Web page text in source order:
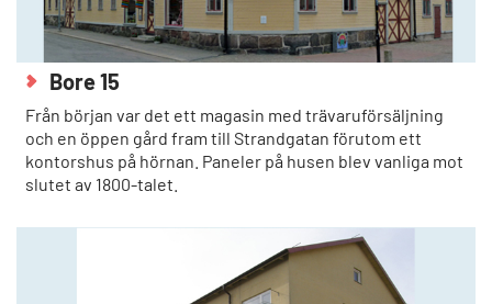
Bore 15
Från början var det ett magasin med trävaruförsäljning
och en öppen gård fram till Strandgatan förutom ett
kontorshus på hörnan. Paneler på husen blev vanliga mot
slutet av 1800-talet.